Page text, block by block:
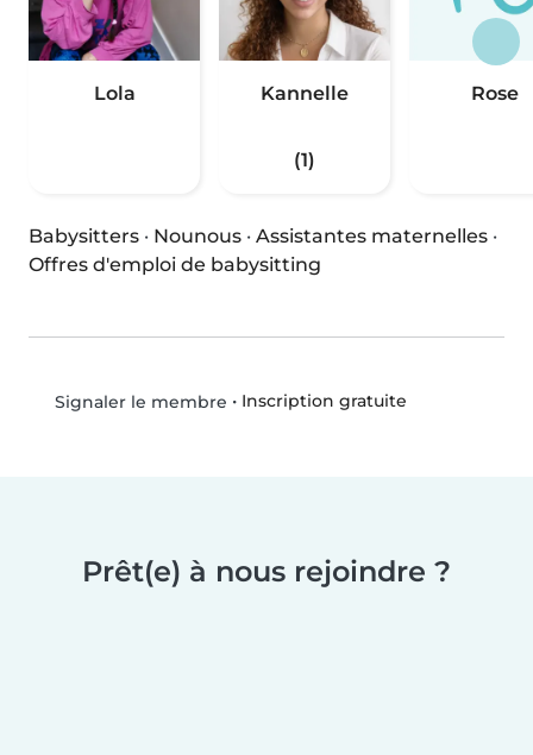
Lola Kannelle
(1)
Rose
Babysitters · Nounous · Assistantes maternelles ·
Offres d'emploi de babysitting
Signaler le membre • Inscription gratuite
Prêt(e) à nous rejoindre ?